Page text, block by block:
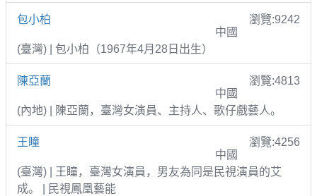
包小柏
瀏覽:9242
中國
(臺灣) | 包小柏（1967年4月28日出生）
陳亞蘭
瀏覽:4813
中國
(內地) | 陳亞蘭，臺灣女演員、主持人、歌仔戲藝人。
王瞳
瀏覽:4256
中國
(臺灣) | 王瞳，臺灣女演員，男友為同是民視演員的艾
成。 | 民視鳳凰藝能